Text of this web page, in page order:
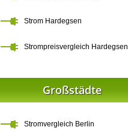
Strom Hardegsen
Strompreisvergleich Hardegsen
Großstädte
Stromvergleich Berlin